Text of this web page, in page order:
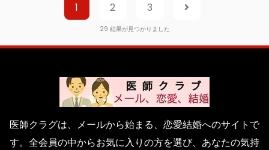
1 2 3
29 結果が見つかりました
医師クラグは、メールから始まる、恋愛結婚へのサイトで
す。全会員の中からお気に入りの方を選び、あなたの気持